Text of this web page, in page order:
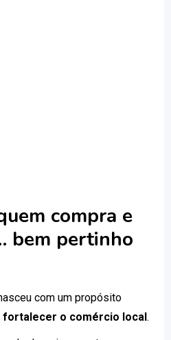
compra e
bem pertinho
com um propósito
fortalecer o comércio local.